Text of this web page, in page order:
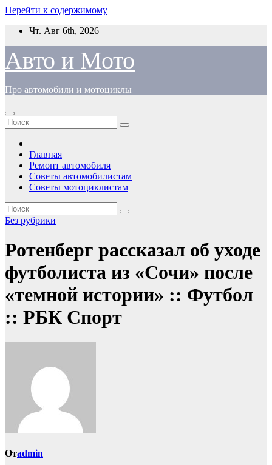
Перейти к содержимому
Чт. Авг 6th, 2026
Авто и Мото
Про автомобили и мотоциклы
Главная
Ремонт автомобиля
Советы автомобилистам
Советы мотоциклистам
Без рубрики
Ротенберг рассказал об уходе
футболиста из «Сочи» после
«темной истории» :: Футбол
:: РБК Спорт
Отadmin